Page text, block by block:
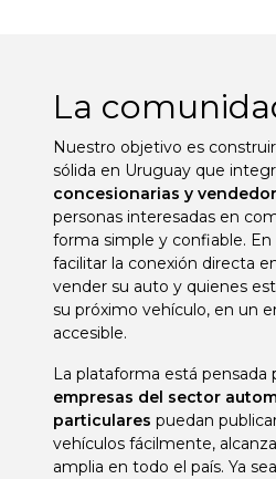
La
Nuestro objetivo es
sólida en Uruguay que
concesionarias y
personas interesadas en
forma simple y confiable.
facilitar la conexión directa
vender su auto y quienes
su próximo vehículo, en un
accesible.
La plataforma está pensada
empresas del sector
particulares puedan
vehículos fácilmente,
amplia en todo el país. Ya